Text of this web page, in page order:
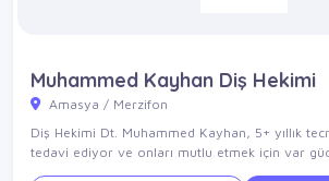
Muhammed Kayhan Diş Hekimi
Amasya / Merzifon
Diş Hekimi Dt. Muhammed Kayhan, 5+ yıllık
tedavi ediyor ve onları mutlu etmek için var